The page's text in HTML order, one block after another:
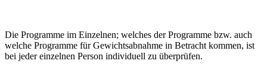
Die Programme im Einzelnen; welches der Programme bzw. auch
welche Programme für Gewichtsabnahme in Betracht kommen, ist
bei jeder einzelnen Person individuell zu überprüfen.